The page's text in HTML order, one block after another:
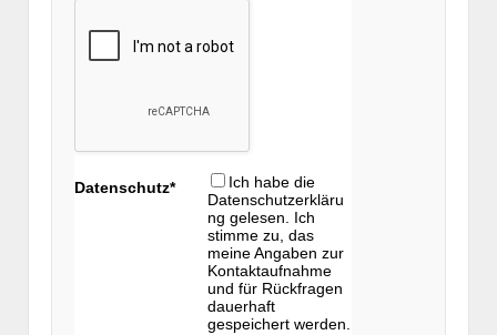
Datenschutz*
Ich habe die
Datenschutzerkläru
ng gelesen. Ich
stimme zu, das
meine Angaben zur
Kontaktaufnahme
und für Rückfragen
dauerhaft
gespeichert werden.